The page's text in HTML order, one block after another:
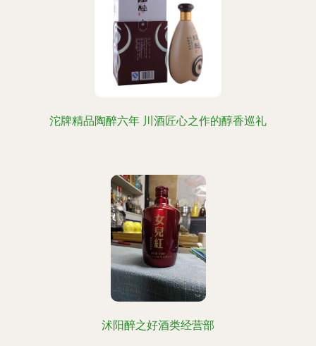
沱牌精品陶醉六年 川酒匠心之作的醇香巡礼
沭阳醉之好酒类经营部